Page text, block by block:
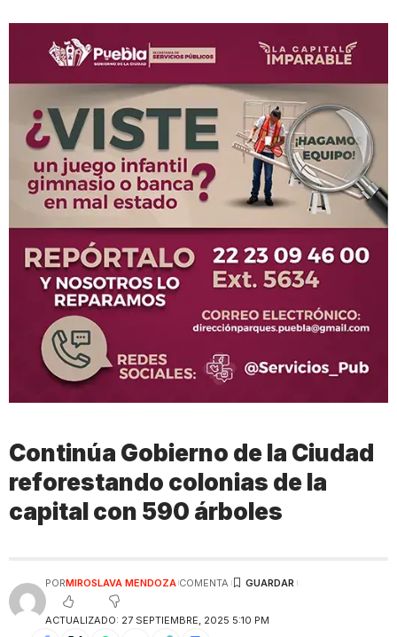
Continúa Gobierno de la Ciudad
reforestando colonias de la
capital con 590 árboles
ACTUALIZADO: 27 SEPTIEMBRE, 2025 5:10 PM
PORMIROSLAVA MENDOZA COMENTA